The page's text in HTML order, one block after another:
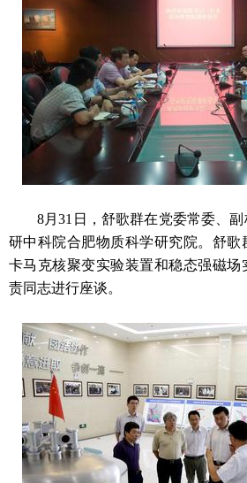
8月31日，舒歌群在党委常委、
研中科院合肥物质科学研究院。舒歌
卡马克核聚变实验装置和稳态强磁场
责同志进行座谈。